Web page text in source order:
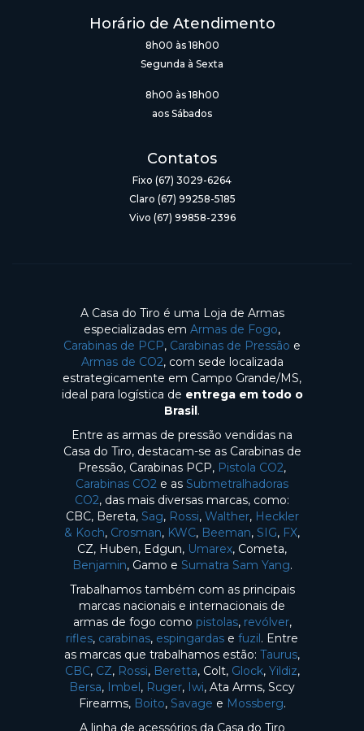
Horário de Atendimento
8h00 às 18h00
Segunda à Sexta
8h00 às 18h00
aos Sábados
Contatos
Fixo (67) 3029-6264
Claro (67) 99258-5185
Vivo (67) 99858-2396
A Casa do Tiro é uma Loja de Armas
especializadas em Armas de Fogo,
Carabinas de PCP, Carabinas de Pressão e
Armas de CO2, com sede localizada
estrategicamente em Campo Grande/MS,
ideal para logística de entrega em todo o
Brasil.
Entre as armas de pressão vendidas na
Casa do Tiro, destacam-se as Carabinas de
Pressão, Carabinas PCP, Pistola CO2,
Carabinas CO2 e as Submetralhadoras
CO2, das mais diversas marcas, como:
CBC, Bereta, Sag, Rossi, Walther, Heckler
& Koch, Crosman, KWC, Beeman, SIG, FX,
CZ, Huben, Edgun, Umarex, Cometa,
Benjamin, Gamo e Sumatra Sam Yang.
Trabalhamos também com as principais
marcas nacionais e internacionais de
armas de fogo como pistolas, revólver,
rifles, carabinas, espingardas e fuzil. Entre
as marcas que trabalhamos estão: Taurus,
CBC, CZ, Rossi, Beretta, Colt, Glock, Yildiz,
Bersa, Imbel, Ruger, Iwi, Ata Arms, Sccy
Firearms, Boito, Savage e Mossberg.
A linha de acessórios da Casa do Tiro